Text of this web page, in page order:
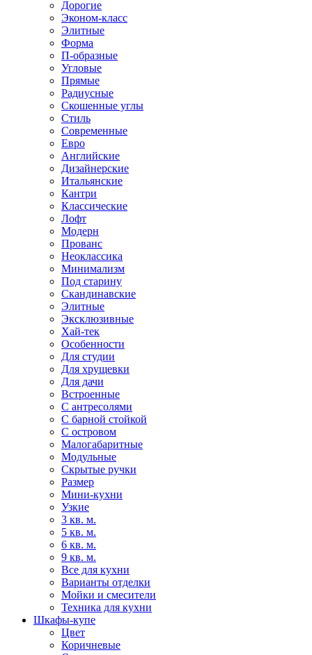
Дорогие
Эконом-класс
Элитные
Форма
П-образные
Угловые
Прямые
Радиусные
Скошенные углы
Стиль
Современные
Евро
Английские
Дизайнерские
Итальянские
Кантри
Классические
Лофт
Модерн
Прованс
Неоклассика
Минимализм
Под старину
Скандинавские
Элитные
Эксклюзивные
Хай-тек
Особенности
Для студии
Для хрущевки
Для дачи
Встроенные
С антресолями
С барной стойкой
С островом
Малогабаритные
Модульные
Скрытые ручки
Размер
Мини-кухни
Узкие
3 кв. м.
5 кв. м.
6 кв. м.
9 кв. м.
Все для кухни
Варианты отделки
Мойки и смесители
Техника для кухни
Шкафы-купе
Цвет
Коричневые